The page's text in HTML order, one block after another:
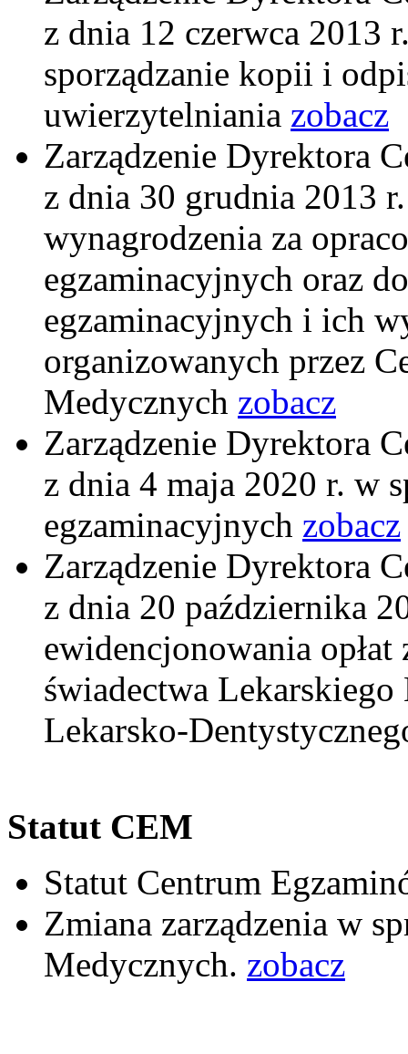
z dnia 12 czerwca 2013
sporządzanie kopii i
uwierzytelniania zobacz
Zarządzenie Dyrektora
z dnia 30 grudnia 2013
wynagrodzenia za
egzaminacyjnych oraz
egzaminacyjnych i ich
organizowanych przez
Medycznych zobacz
Zarządzenie Dyrektora
z dnia 4 maja 2020 r. w
egzaminacyjnych zobacz
Zarządzenie Dyrektora
z dnia 20 października
ewidencjonowania opłat
świadectwa
Lekarsko-
Statut CEM
Statut Centrum
Zmiana zarządzenia w
Medycznych. zobacz